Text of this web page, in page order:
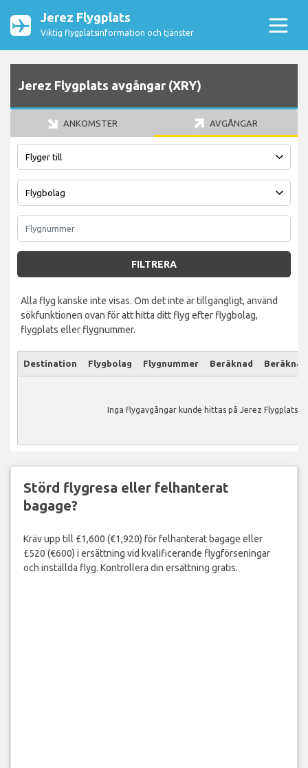
Jerez Flygplats
Viktig flygplatsinformation och tjänster
Jerez Flygplats avgångar (XRY)
ANKOMSTER AVGÅNGAR
FILTRERA
Alla flyg kanske inte visas. Om det inte är tillgängligt, använd
sökfunktionen ovan för att hitta ditt flyg efter flygbolag,
flygplats eller flygnummer.
Destination Flygbolag Flygnummer Beräknad
Inga flygavgångar kunde hittas på Jerez Flygplats.
Störd flygresa eller felhanterat
bagage?
Kräv upp till £1,600 (€1,920) för felhanterat bagage eller
£520 (€600) i ersättning vid kvalificerande flygförseningar
och inställda flyg. Kontrollera din ersättning gratis.